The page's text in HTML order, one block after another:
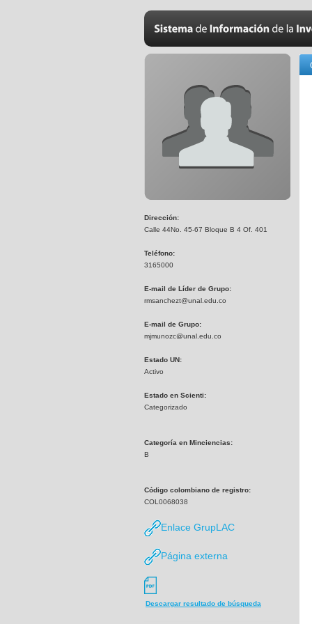
Dirección:
Calle 44No. 45-67 Bloque B 4 Of. 401
Teléfono:
3165000
E-mail de Líder de Grupo:
rmsanchezt@unal.edu.co
E-mail de Grupo:
mjmunozc@unal.edu.co
Estado UN:
Activo
Estado en Scienti:
Categorizado
Categoría en Minciencias:
B
Código colombiano de registro:
COL0068038
Enlace GrupLAC
Página externa
Descargar resultado de búsqueda